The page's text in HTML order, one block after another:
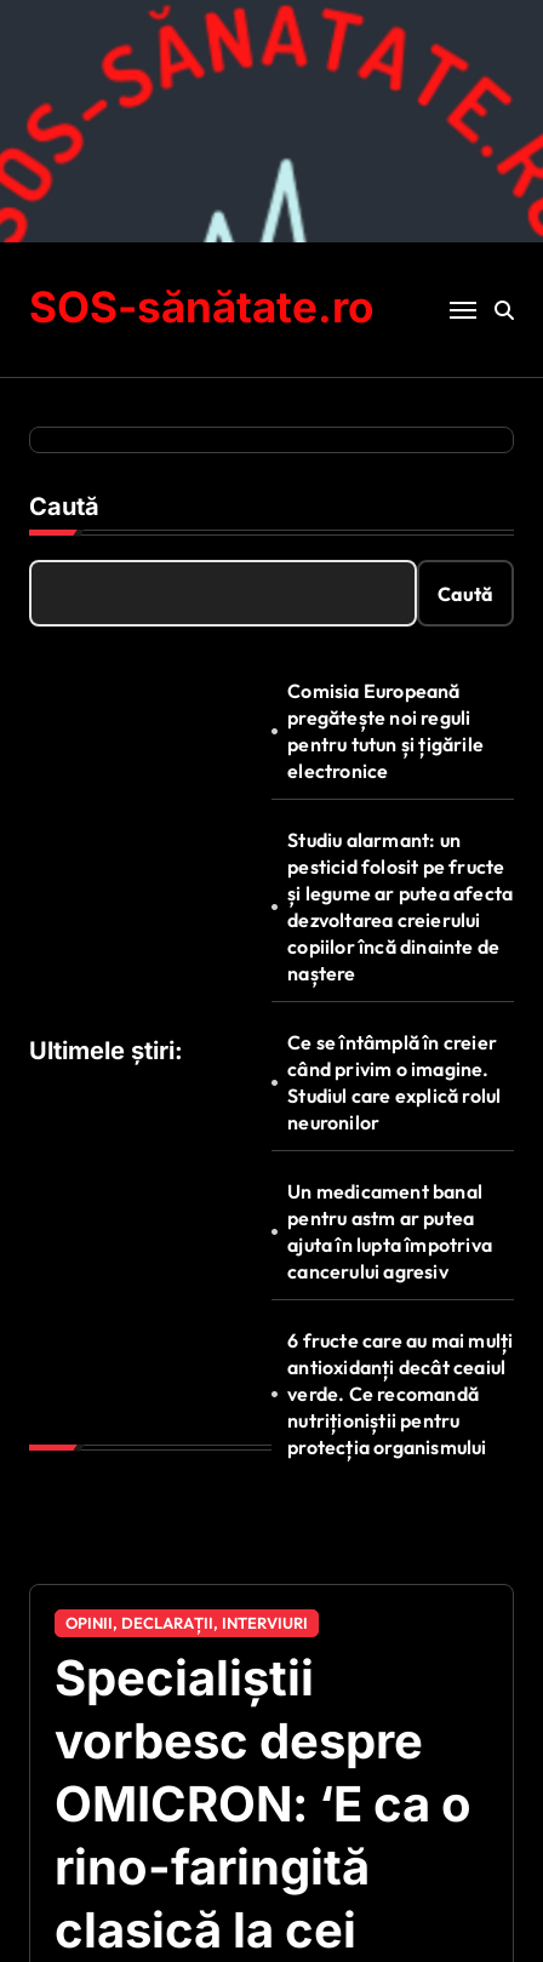
SOS-sănătate.ro
Caută
Caută
Ultimele știri:
Comisia Europeană
pregătește noi reguli
pentru tutun și țigările
electronice
Studiu alarmant: un
pesticid folosit pe fructe
și legume ar putea afecta
dezvoltarea creierului
copiilor încă dinainte de
naștere
Ce se întâmplă în creier
când privim o imagine.
Studiul care explică rolul
neuronilor
Un medicament banal
pentru astm ar putea
ajuta în lupta împotriva
cancerului agresiv
6 fructe care au mai mulți
antioxidanți decât ceaiul
verde. Ce recomandă
nutriționiștii pentru
protecția organismului
OPINII, DECLARAȚII, INTERVIURI
Specialiștii
vorbesc despre
OMICRON: ‘E ca o
rino-faringită
clasică la cei